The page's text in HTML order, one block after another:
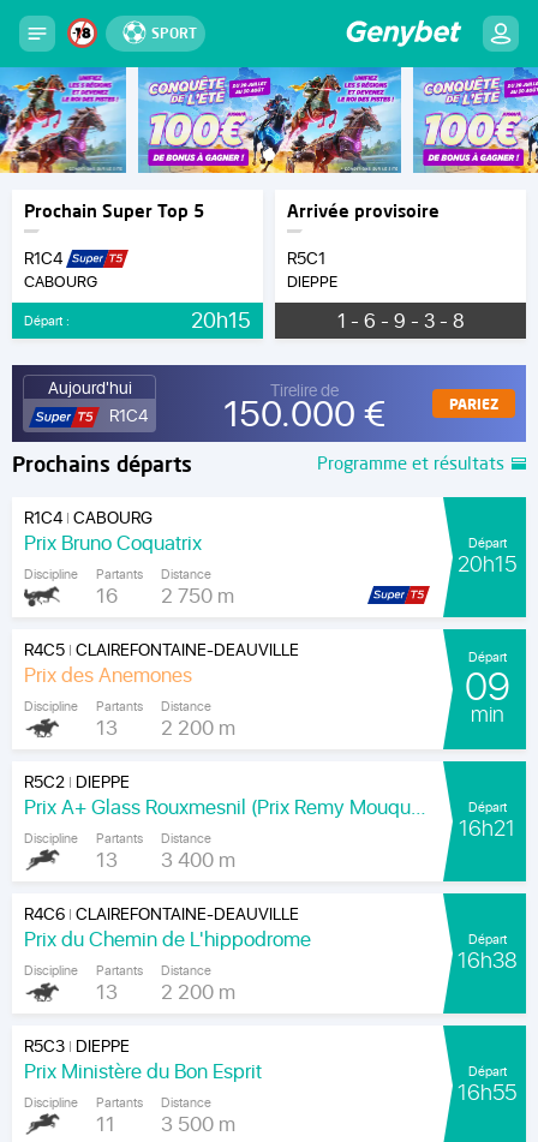
SPORT
Prochain Super Top 5
R1C4
CABOURG
Départ : 20h15
Arrivée provisoire
R5C1
DIEPPE
1 - 6 - 9 - 3 - 8
Aujourd'hui
R1C4
Tirelire de
150.000 € PARIEZ
Prochains départs Programme et résultats
R1C4|CABOURG
Prix Bruno Coquatrix
Discipline Partants
16
Distance
2 750 m
Départ
20h15
R4C5|CLAIREFONTAINE-DEAUVILLE
Prix des Anemones
Discipline Partants
13
Distance
2 200 m
Départ
09
min
R5C2| DIEPPE
Prix A+ Glass Rouxmesnil (Prix Remy Mouquet)
Discipline Partants
13
Distance
3 400 m
Départ
16h21
R4C6|CLAIREFONTAINE-DEAUVILLE
Prix du Chemin de L'hippodrome
Discipline Partants
13
Distance
2 200 m
Départ
16h38
R5C3| DIEPPE
Prix Ministère du Bon Esprit
Discipline Partants
11
Distance
3 500 m
Départ
16h55